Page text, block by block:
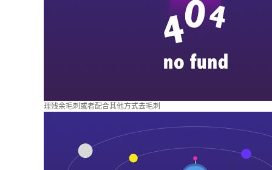
理残余毛刺或者配合其他方式去毛刺